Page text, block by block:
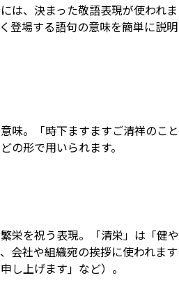
は、決まった敬語表現が使われま
登場する語句の意味を簡単に説明
味。「時下ますますご清祥のこと
の形で用いられます。
栄を祝う表現。「清栄」は「健や
会社や組織宛の挨拶に使われます
し上げます」など）。